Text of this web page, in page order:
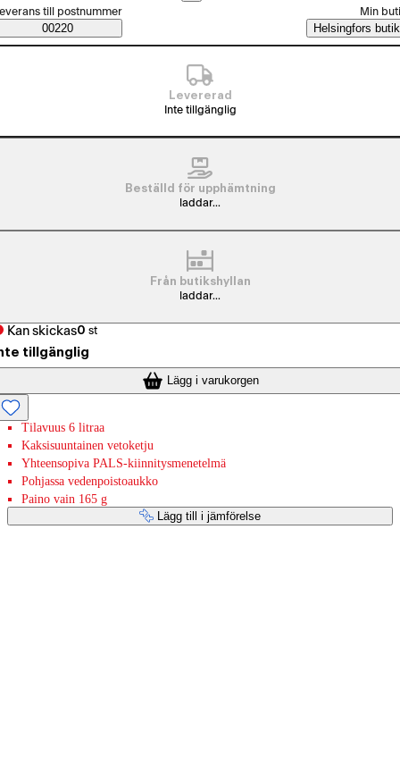
Saatavuustiedot
beställningssätt
till postnummer
00220
Min
Helsingfors butik
Levererad
Inte tillgänglig
Beställd för upphämtning
laddar...
Från butikshyllan
laddar...
Kan skickas0 st
tillgänglig
Lägg i varukorgen
Tilavuus 6 litraa
Kaksisuuntainen vetoketju
Yhteensopiva PALS-kiinnitysmenetelmä
Pohjassa vedenpoistoaukko
Paino vain 165 g
Lägg till i jämförelse